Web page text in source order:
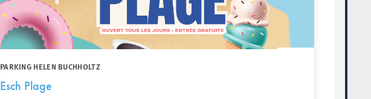
PARKING HELEN BUCHHOLTZ
Esch Plage